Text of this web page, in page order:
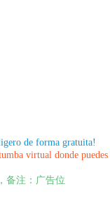
de forma gratuita!
virtual donde puedes
备注：广告位